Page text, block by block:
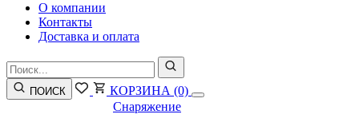
О компании
Контакты
Доставка и оплата
ПОИСК КОРЗИНА (0)
Снаряжение